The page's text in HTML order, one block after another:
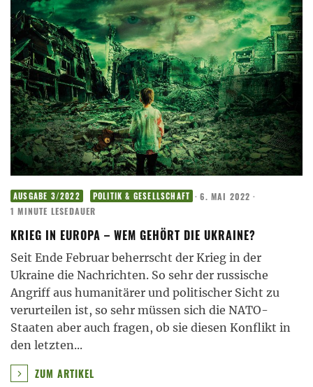
AUSGABE 3/2022 POLITIK & GESELLSCHAFT · 6. MAI 2022 ·
1 MINUTE LESEDAUER
KRIEG IN EUROPA – WEM GEHÖRT DIE UKRAINE?
Seit Ende Februar beherrscht der Krieg in der
Ukraine die Nachrichten. So sehr der russische
Angriff aus humanitärer und politischer Sicht zu
verurteilen ist, so sehr müssen sich die NATO-
Staaten aber auch fragen, ob sie diesen Konflikt in
den letzten...
ZUM ARTIKEL